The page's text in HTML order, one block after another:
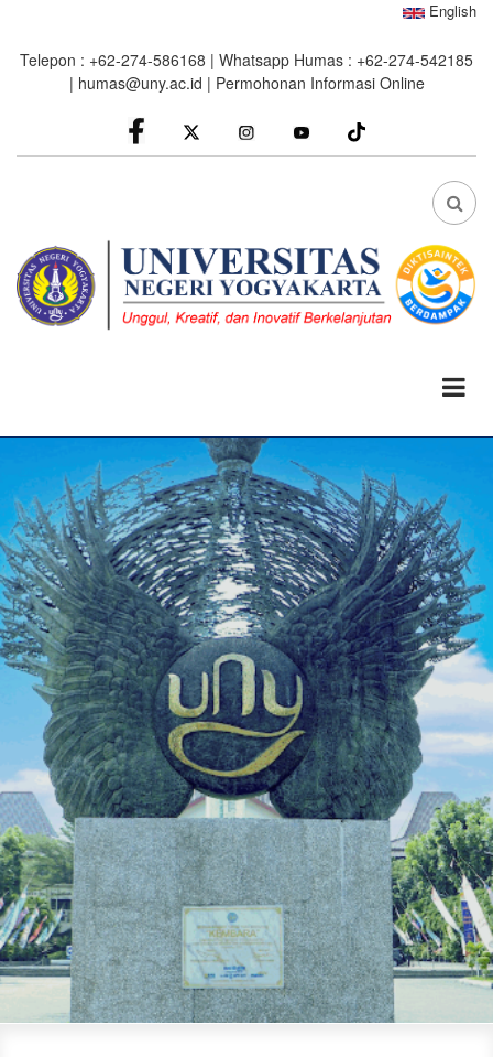
main
English
Telepon : +62-274-586168 | Whatsapp Humas : +62-274-542185
| humas@uny.ac.id | Permohonan Informasi Online
facebook
Instagram youtube
FA